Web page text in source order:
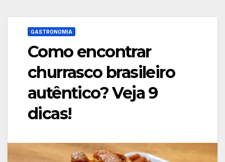
GASTRONOMIA
Como encontrar
churrasco brasileiro
autêntico? Veja 9
dicas!